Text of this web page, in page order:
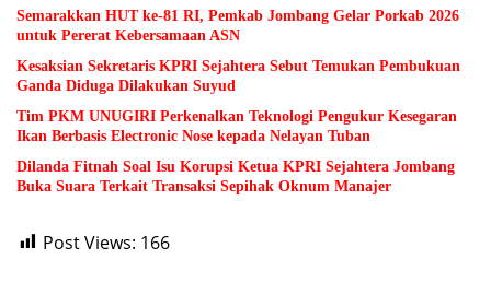
Semarakkan HUT ke-81 RI, Pemkab Jombang Gelar Porkab 2026
untuk Pererat Kebersamaan ASN
Kesaksian Sekretaris KPRI Sejahtera Sebut Temukan Pembukuan
Ganda Diduga Dilakukan Suyud
Tim PKM UNUGIRI Perkenalkan Teknologi Pengukur Kesegaran
Ikan Berbasis Electronic Nose kepada Nelayan Tuban
Dilanda Fitnah Soal Isu Korupsi Ketua KPRI Sejahtera Jombang
Buka Suara Terkait Transaksi Sepihak Oknum Manajer
Post Views: 166